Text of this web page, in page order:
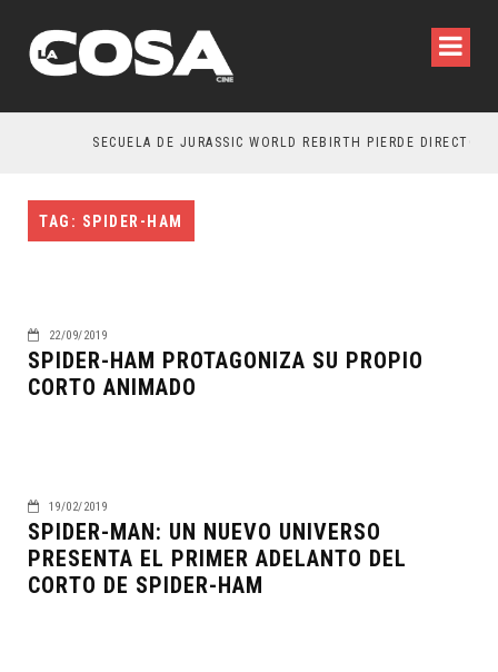
SECUELA DE JURASSIC WORLD REBIRTH PIERDE DIRECTOR
TAG: SPIDER-HAM
22/09/2019
SPIDER-HAM PROTAGONIZA SU PROPIO
CORTO ANIMADO
19/02/2019
SPIDER-MAN: UN NUEVO UNIVERSO
PRESENTA EL PRIMER ADELANTO DEL
CORTO DE SPIDER-HAM